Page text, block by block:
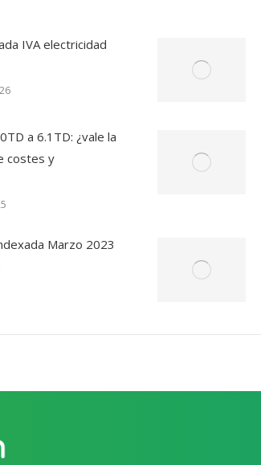
IVA electricidad
a 6.1TD: ¿vale la
costes y
Marzo 2023